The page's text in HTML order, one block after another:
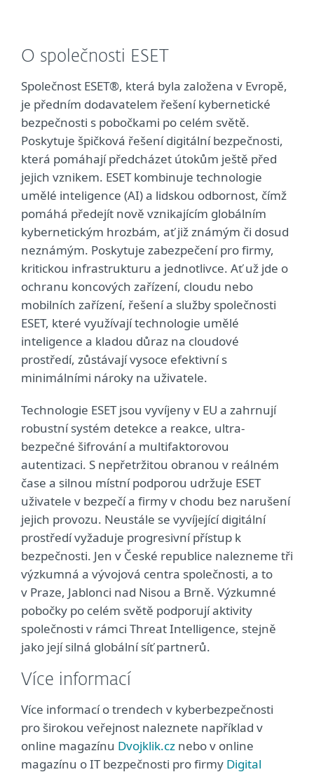
O společnosti ESET
Společnost ESET®, která byla založena v Evropě,
je předním dodavatelem řešení kybernetické
bezpečnosti s pobočkami po celém světě.
Poskytuje špičková řešení digitální bezpečnosti,
která pomáhají předcházet útokům ještě před
jejich vznikem. ESET kombinuje technologie
umělé inteligence (AI) a lidskou odbornost, čímž
pomáhá předejít nově vznikajícím globálním
kybernetickým hrozbám, ať již známým či dosud
neznámým. Poskytuje zabezpečení pro firmy,
kritickou infrastrukturu a jednotlivce. Ať už jde o
ochranu koncových zařízení, cloudu nebo
mobilních zařízení, řešení a služby společnosti
ESET, které využívají technologie umělé
inteligence a kladou důraz na cloudové
prostředí, zůstávají vysoce efektivní s
minimálními nároky na uživatele.
Technologie ESET jsou vyvíjeny v EU a zahrnují
robustní systém detekce a reakce, ultra-
bezpečné šifrování a multifaktorovou
autentizaci. S nepřetržitou obranou v reálném
čase a silnou místní podporou udržuje ESET
uživatele v bezpečí a firmy v chodu bez narušení
jejich provozu. Neustále se vyvíjející digitální
prostředí vyžaduje progresivní přístup k
bezpečnosti. Jen v České republice nalezneme tři
výzkumná a vývojová centra společnosti, a to
v Praze, Jablonci nad Nisou a Brně. Výzkumné
pobočky po celém světě podporují aktivity
společnosti v rámci Threat Intelligence, stejně
jako její silná globální síť partnerů.
Více informací
Více informací o trendech v kyberbezpečnosti
pro širokou veřejnost naleznete například v
online magazínu Dvojklik.cz nebo v online
magazínu o IT bezpečnosti pro firmy Digital